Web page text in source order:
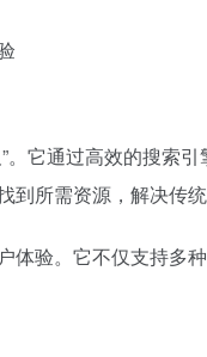
。它通过高效的搜索引
所需资源，解决传
验。它不仅支持多